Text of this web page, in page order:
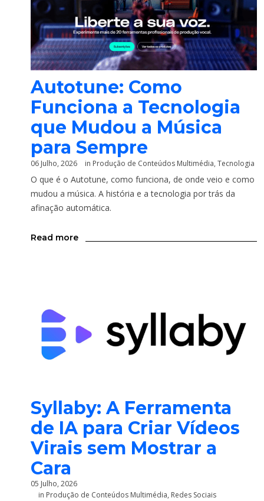
Autotune: Como
Funciona a Tecnologia
que Mudou a Música
para Sempre
06 Julho, 2026 in Produção de Conteúdos Multimédia, Tecnologia
O que é o Autotune, como funciona, de onde veio e como
mudou a música. A história e a tecnologia por trás da
afinação automática.
Read more
Syllaby: A Ferramenta
de IA para Criar Vídeos
Virais sem Mostrar a
Cara
05 Julho, 2026
in Produção de Conteúdos Multimédia, Redes Sociais